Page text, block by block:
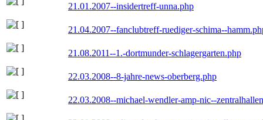
21.01.2007--insidertreff-unna.php
21.04.2007--fanclubtreff-ruediger-schima--
21.08.2011--1.-dortmunder-schlagergarten.php
22.03.2008--8-jahre-news-oberberg.php
22.03.2008--michael-wendler-amp-nic--